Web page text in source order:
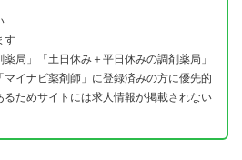
す
薬局」「土日休み＋平日休みの調剤薬局」
マイナビ薬剤師」に登録済みの方に優先的
ためサイトには求人情報が掲載されない